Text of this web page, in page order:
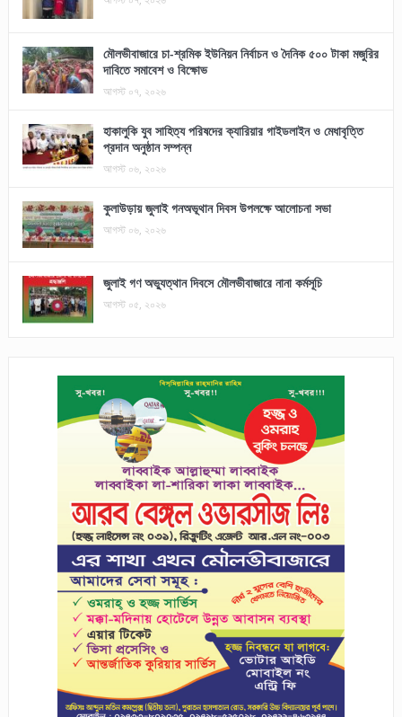
মৌলভীবাজারে চা-শ্রমিক ইউনিয়ন নির্বাচন ও দৈনিক ৫০০ টাকা মজুরির
দাবিতে সমাবেশ ও বিক্ষোভ
আগস্ট ০৭, ২০২৬
হাকালুকি যুব সাহিত্য পরিষদের ক্যারিয়ার গাইডলাইন ও মেধাবৃত্তি
প্রদান অনুষ্ঠান সম্পন্ন
আগস্ট ০৬, ২০২৬
কুলাউড়ায় জুলাই গনঅভূথান দিবস উপলক্ষে আলোচনা সভা
আগস্ট ০৬, ২০২৬
জুলাই গণ অভ্যুত্থান দিবসে মৌলভীবাজারে নানা কর্মসূচি
আগস্ট ০৫, ২০২৬